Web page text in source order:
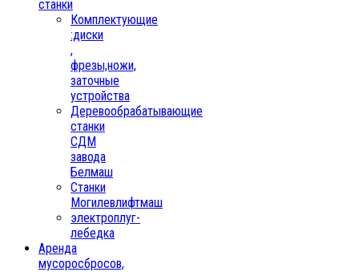
станки
Комплектующие
:диски
,
фрезы,ножи,
заточные
устройства
Деревообрабатывающие
станки
СДМ
завода
Белмаш
Станки
Могилевлифтмаш
электроплуг-
лебедка
Аренда
мусоросбросов,